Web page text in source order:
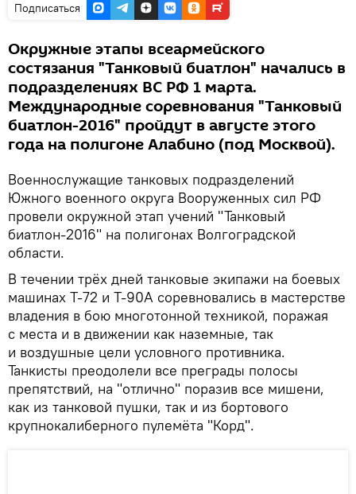
Подписаться
Окружные этапы всеармейского
состязания "Танковый биатлон" начались в
подразделениях ВС РФ 1 марта.
Международные соревнования "Танковый
биатлон-2016" пройдут в августе этого
года на полигоне Алабино (под Москвой).
Военнослужащие танковых подразделений
Южного военного округа Вооруженных сил РФ
провели окружной этап учений "Танковый
биатлон-2016" на полигонах Волгоградской
области.
В течении трёх дней танковые экипажи на боевых
машинах Т-72 и Т-90А соревновались в мастерстве
владения в бою многотонной техникой, поражая
с места и в движении как наземные, так
и воздушные цели условного противника.
Танкисты преодолели все преграды полосы
препятствий, на "отлично" поразив все мишени,
как из танковой пушки, так и из бортового
крупнокалиберного пулемёта "Корд".